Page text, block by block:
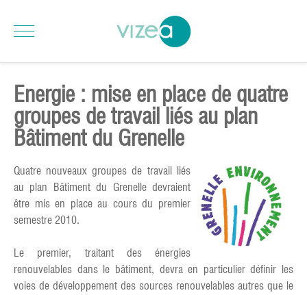
Energie : mise en place de quatre
groupes de travail liés au plan
Bâtiment du Grenelle
Quatre nouveaux groupes de travail liés
au plan Bâtiment du Grenelle devraient
être mis en place au cours du premier
semestre 2010.
Le premier, traitant des énergies
renouvelables dans le bâtiment, devra en particulier définir les
voies de développement des sources renouvelables autres que le